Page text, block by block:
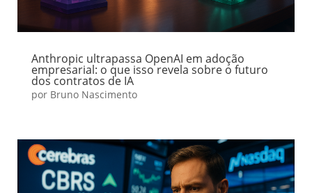
Anthropic ultrapassa OpenAI em adoção
empresarial: o que isso revela sobre o futuro
dos contratos de IA
por Bruno Nascimento